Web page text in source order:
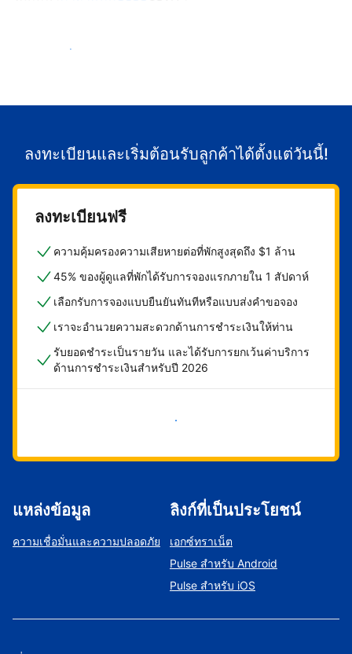
เริ่มต้อนรับลูกค้า
ลงทะเบียนและเริ่มต้อนรับลูกค้าได้ตั้งแต่วันนี้!
ลงทะเบียนฟรี
ความคุ้มครองความเสียหายต่อที่พักสูงสุดถึง $1 ล้าน
45% ของผู้ดูแลที่พักได้รับการจองแรกภายใน 1 สัปดาห์
เลือกรับการจองแบบยืนยันทันทีหรือแบบส่งคำขอจอง
เราจะอำนวยความสะดวกด้านการชำระเงินให้ท่าน
รับยอดชำระเป็นรายวัน และได้รับการยกเว้นค่าบริการ
ด้านการชำระเงินสำหรับปี 2026
เริ่มดำเนินการเลย
แหล่งข้อมูล
ความเชื่อมั่นและความปลอดภัย
ลิงก์ที่เป็นประโยชน์
เอกซ์ทราเน็ต
Pulse สำหรับ Android
Pulse สำหรับ iOS